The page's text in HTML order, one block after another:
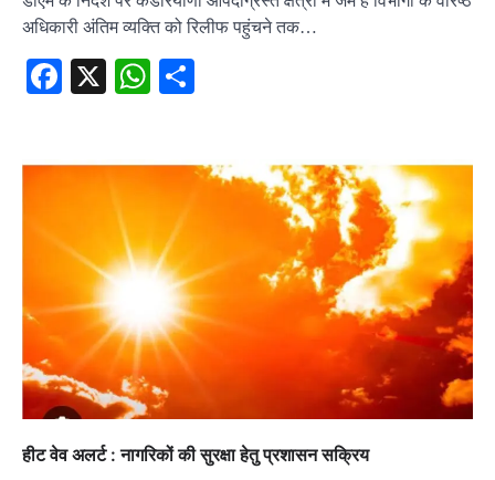
अधिकारी अंतिम व्यक्ति को रिलीफ पहुंचने तक…
Facebook
X WhatsApp
हीट वेव अलर्ट : नागरिकों की सुरक्षा हेतु प्रशासन सक्रिय